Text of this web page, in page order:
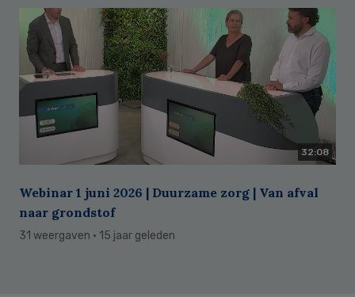
32:08
Webinar 1 juni 2026 | Duurzame zorg | Van afval
naar grondstof
31 weergaven · 15 jaar geleden